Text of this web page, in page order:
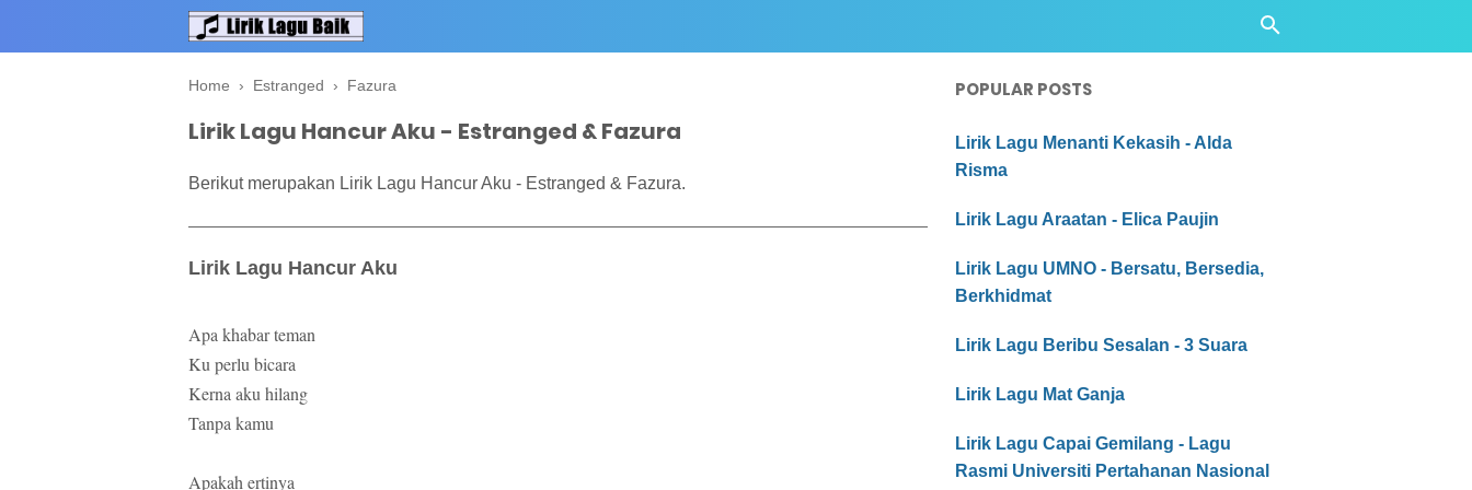
Home › Estranged › Fazura
Lirik Lagu Hancur Aku - Estranged & Fazura
Berikut merupakan Lirik Lagu Hancur Aku - Estranged & Fazura.
Lirik Lagu Hancur Aku
Apa khabar teman
Ku perlu bicara
Kerna aku hilang
Tanpa kamu
Apakah ertinya
POPULAR POSTS
Lirik Lagu Menanti Kekasih - Alda
Risma
Lirik Lagu Araatan - Elica Paujin
Lirik Lagu UMNO - Bersatu, Bersedia,
Berkhidmat
Lirik Lagu Beribu Sesalan - 3 Suara
Lirik Lagu Mat Ganja
Lirik Lagu Capai Gemilang - Lagu
Rasmi Universiti Pertahanan Nasional